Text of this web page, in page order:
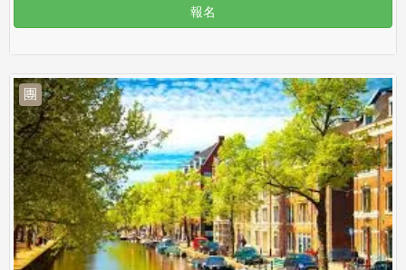
報名
團